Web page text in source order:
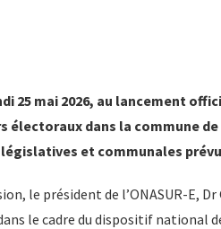
25 mai 2026, au lancement
électoraux dans la commune
et communales
le président de l’ONASUR-E,
le cadre du dispositif national